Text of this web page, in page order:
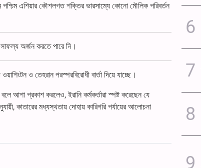
পশ্চিম এশিয়ার কৌশলগত শক্তির ভারসাম্যে কোনো মৌলিক পরিবর্তন
অর্জন করতে পারে নি।
ও তেহরান পরস্পরবিরোধী বার্তা দিয়ে যাচ্ছে।
আশা প্রকাশ করলেও, ইরানি কর্মকর্তারা স্পষ্ট করেছেন যে
কাতারের মধ্যস্থতায় দোহায় কারিগরি পর্যায়ের আলোচনা